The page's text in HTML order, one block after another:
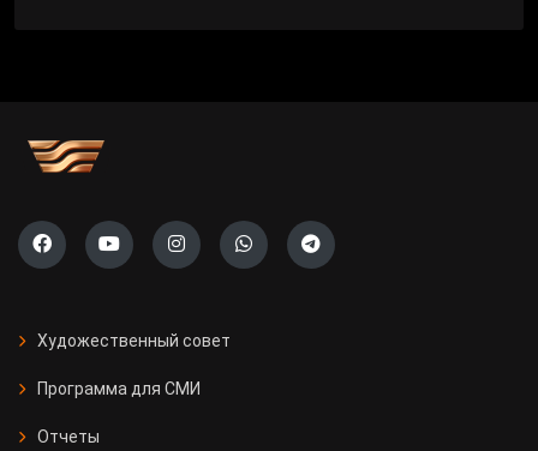
Художественный совет
Программа для СМИ
Отчеты